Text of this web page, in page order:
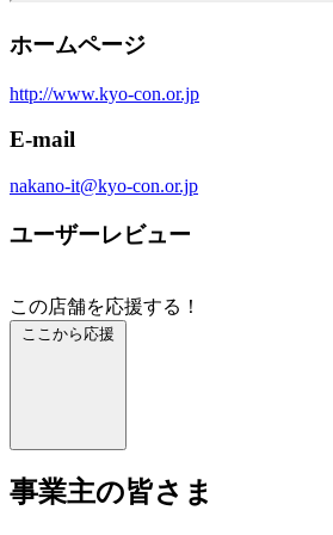
ホームページ
http://www.kyo-con.or.jp
E-mail
nakano-it@kyo-con.or.jp
ユーザーレビュー
この店舗を応援する！
ここから応援
事業主の皆さま